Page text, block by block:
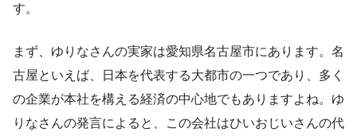
す。
まず、ゆりなさんの実家は愛知県名古屋市にあります。名
古屋といえば、日本を代表する大都市の一つであり、多く
の企業が本社を構える経済の中心地でもありますよね。ゆ
りなさんの発言によると、この会社はひいおじいさんの代